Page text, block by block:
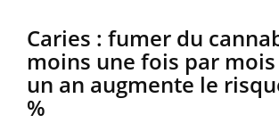
Caries : fumer du
moins une fois par
un an augmente le
%